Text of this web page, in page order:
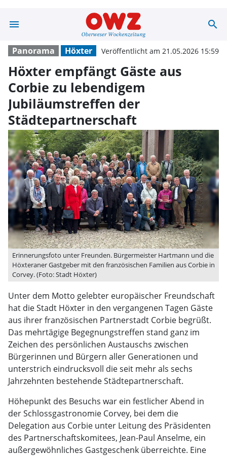
menu Höxter search
Panorama Höxter Veröffentlicht am 21.05.2026 15:59
Höxter empfängt Gäste aus
Corbie zu lebendigem
Jubiläumstreffen der
Städtepartnerschaft
Erinnerungsfoto unter Freunden. Bürgermeister Hartmann und die
Höxteraner Gastgeber mit den französischen Familien aus Corbie in
Corvey. (Foto: Stadt Höxter)
Unter dem Motto gelebter europäischer Freundschaft
hat die Stadt Höxter in den vergangenen Tagen Gäste
aus ihrer französischen Partnerstadt Corbie begrüßt.
Das mehrtägige Begegnungstreffen stand ganz im
Zeichen des persönlichen Austauschs zwischen
Bürgerinnen und Bürgern aller Generationen und
unterstrich eindrucksvoll die seit mehr als sechs
Jahrzehnten bestehende Städtepartnerschaft.
Höhepunkt des Besuchs war ein festlicher Abend in
der Schlossgastronomie Corvey, bei dem die
Delegation aus Corbie unter Leitung des Präsidenten
des Partnerschaftskomitees, Jean-Paul Anselme, ein
außergewöhnliches Gastgeschenk überreichte. Eine